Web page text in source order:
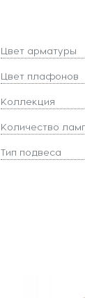
Цвет арматуры
Цвет плафонов
Коллекция
Количество
Тип подвеса